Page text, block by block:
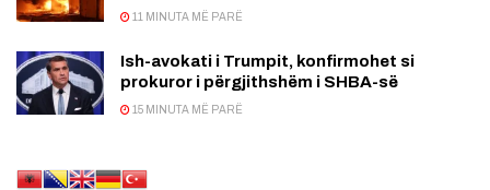
11 MINUTA MË PARË
Ish-avokati i Trumpit, konfirmohet si
prokuror i përgjithshëm i SHBA-së
15 MINUTA MË PARË